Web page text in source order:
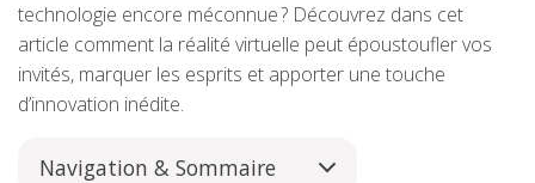
technologie encore méconnue ? Découvrez dans cet
article comment la réalité virtuelle peut époustoufler vos
invités, marquer les esprits et apporter une touche
d’innovation inédite.
Navigation & Sommaire